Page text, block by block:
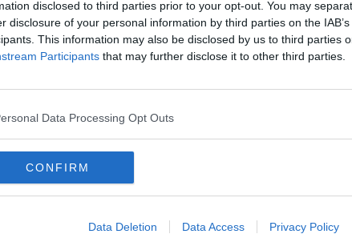
disclosed to third parties prior to your opt-out. You may
disclosure of your personal information by third parties on the
This information may also be disclosed by us to third parties
Participants that may further disclose it to other third parties.
Data Processing Opt Outs
CONFIRM
Data Deletion Data Access Privacy Policy